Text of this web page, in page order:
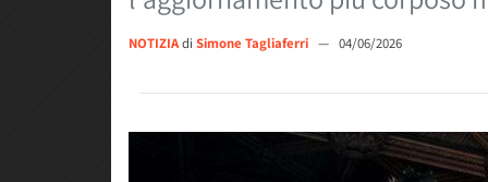
NOTIZIAdi Simone Tagliaferri — 04/06/2026